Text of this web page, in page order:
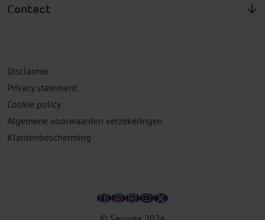
Contact
Disclaimer
Privacy statement
Cookie policy
Algemene voorwaarden verzekeringen
Klantenbescherming